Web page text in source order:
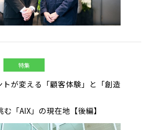
特集
トが変える「顧客体験」と「創造
「AIX」の現在地【後編】